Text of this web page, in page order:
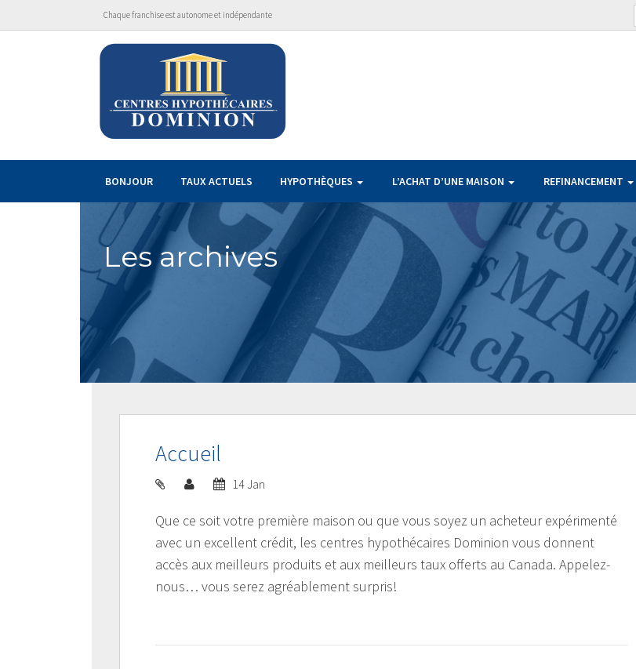
Chaque franchise est autonome et indépendante
BONJOUR TAUX ACTUELS HYPOTHÈQUES L’ACHAT D’UNE MAISON REFINANCEMENT
Les archives
Accueil
14 Jan
Que ce soit votre première maison ou que vous soyez un acheteur expérimenté
avec un excellent crédit, les centres hypothécaires Dominion vous donnent
accès aux meilleurs produits et aux meilleurs taux offerts au Canada. Appelez-
nous… vous serez agréablement surpris!